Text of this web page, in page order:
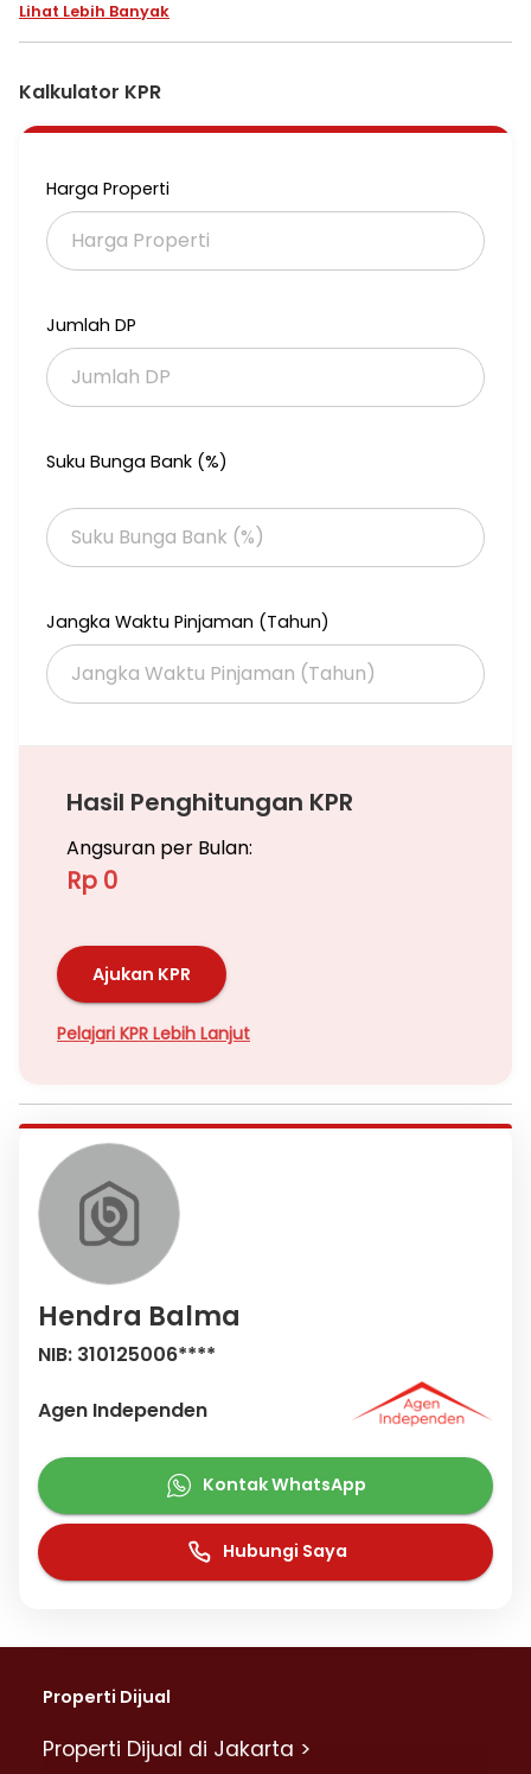
Lihat Lebih Banyak
Kalkulator KPR
Harga Properti
Jumlah DP
Suku Bunga Bank (%)
Jangka Waktu Pinjaman (Tahun)
Hasil Penghitungan KPR
Angsuran per Bulan:
Rp 0
Ajukan KPR
Pelajari KPR Lebih Lanjut
Hendra Balma
NIB: 310125006****
Agen Independen
Kontak WhatsApp
Hubungi Saya
Properti Dijual
Properti Dijual di Jakarta >